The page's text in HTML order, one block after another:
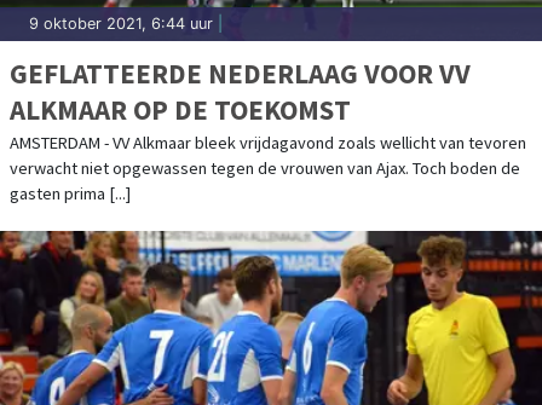
9 oktober 2021, 6:44 uur
GEFLATTEERDE NEDERLAAG VOOR VV
ALKMAAR OP DE TOEKOMST
AMSTERDAM - VV Alkmaar bleek vrijdagavond zoals wellicht van tevoren
verwacht niet opgewassen tegen de vrouwen van Ajax. Toch boden de
gasten prima [...]